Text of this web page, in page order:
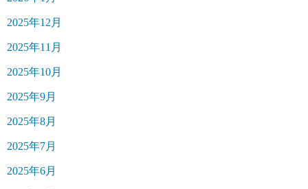
2025年12月
2025年11月
2025年10月
2025年9月
2025年8月
2025年7月
2025年6月